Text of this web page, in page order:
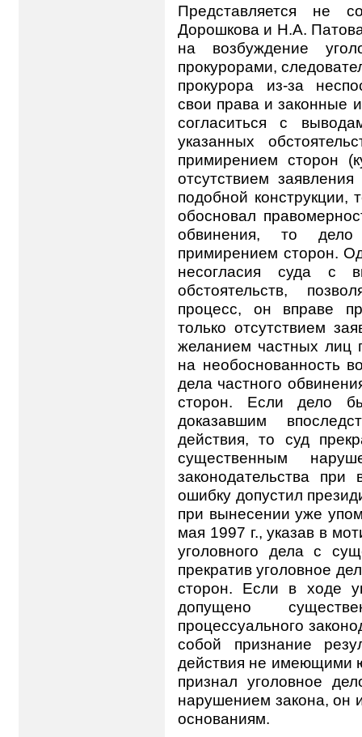
Представляется не
Дорошкова и Н.А.
на возбуждение
прокурорами,
прокурора из-за
свои права и законные
согласиться с
указанных
примирением сторон
отсутствием
подобной конструкции,
обосновал
обвинения, то
примирением сторон.
несогласия суда с
обстоятельств,
процесс, он вправе
только отсутствием
желанием частных лиц
на необоснованность
дела частного
сторон. Если дело
доказавшим
действия, то суд
существенным
законодательства
ошибку допустил
при вынесении уже
мая 1997 г., указав в
уголовного дела с
прекратив уголовное
сторон. Если в ходе
допущено
процессуального
собой признание
действия не имеющими
признал уголовное
нарушением закона, он
основаниям.